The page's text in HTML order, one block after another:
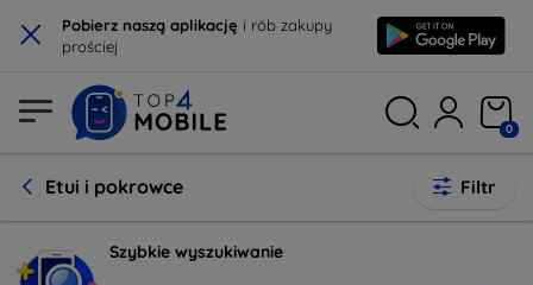
× Pobierz naszą aplikację i rób zakupy
prościej
0
Etui i pokrowce Filtr
Szybkie wyszukiwanie